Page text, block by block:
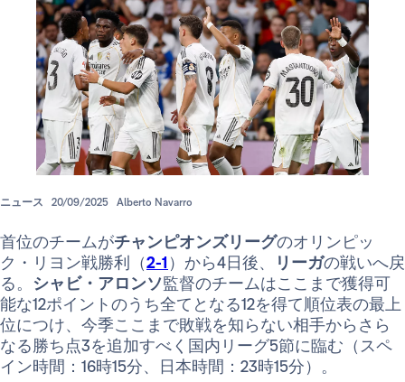
ニュース 20/09/2025 Alberto Navarro
首位のチームがチャンピオンズリーグのオリンピッ
ク・リヨン戦勝利（2-1 ）から4日後、 リーガの戦いへ戻
る。 シャビ・アロンソ監督のチームはここまで獲得可
能な12ポイントのうち全てとなる12を得て順位表の最上
位につけ、今季ここまで敗戦を知らない相手からさら
なる勝ち点3を追加すべく国内リーグ5節に臨む（スペ
イン時間：16時15分、日本時間：23時15分）。